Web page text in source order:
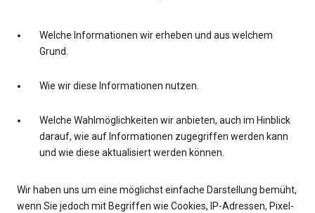
Welche Informationen wir erheben und aus welchem
Grund.
Wie wir diese Informationen nutzen.
Welche Wahlmöglichkeiten wir anbieten, auch im Hinblick
darauf, wie auf Informationen zugegriffen werden kann
und wie diese aktualisiert werden können.
Wir haben uns um eine möglichst einfache Darstellung bemüht,
wenn Sie jedoch mit Begriffen wie Cookies, IP-Adressen, Pixel-